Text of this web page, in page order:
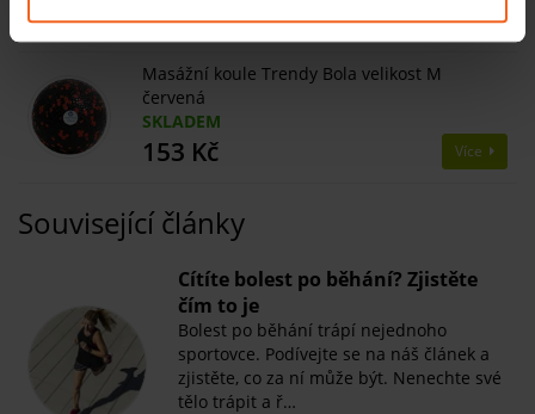
Masážní koule Trendy Bola velikost M
červená
SKLADEM
153 Kč Více
Související články
​Cítíte bolest po běhání? Zjistěte
čím to je
Bolest po běhání trápí nejednoho
sportovce. Podívejte se na náš článek a
zjistěte, co za ní může být. Nenechte své
tělo trápit a ř…